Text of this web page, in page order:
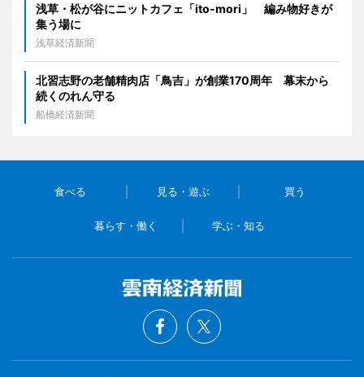
浅草・松が谷にニットカフェ「ito-mori」 編み物好きが
集う場に
浅草経済新聞
北習志野の老舗精肉店「鳥吉」が創業170周年 幕末から
続くのれん守る
船橋経済新聞
食べる 見る・遊ぶ 買う
暮らす・働く 学ぶ・知る